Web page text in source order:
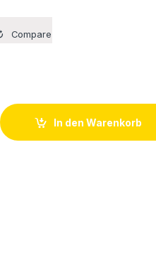
Compare
Gasfeder 1000N quantity
In den Warenkorb